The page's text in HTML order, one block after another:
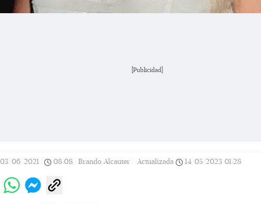
[Publicidad]
03/06/2021 08:08 Brando Alcauter | Actualizada 14/05/2023 01:28